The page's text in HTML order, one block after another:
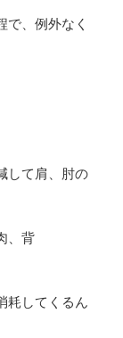
で、例外なく
して肩、肘の
、背
耗してくるん